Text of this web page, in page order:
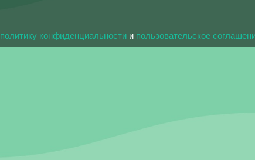
политику конфиденциальности и пользовательское